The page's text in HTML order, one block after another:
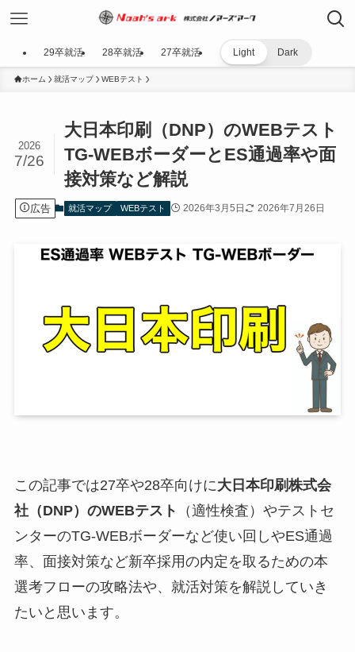
29卒就活 28卒就活 27卒就活 Light Dark
ホーム 就活マップ WEBテスト
大日本印刷（DNP）のWEBテスト
TG-WEBボーダーとES通過率や面
接対策など解説
2026
7/26
広告 就活マップ WEBテスト 2026年3月5日 2026年7月26日
この記事では27卒や28卒向けに大日本印刷株式会
社（DNP） のWEBテスト
（適性検査）やテストセ
ンターのTG-WEBボーダーなど使い回しやES通過
率、面接対策など新卒採用の内定を取るための本
選考フローの攻略法や、就活対策を解説していき
たいと思います。